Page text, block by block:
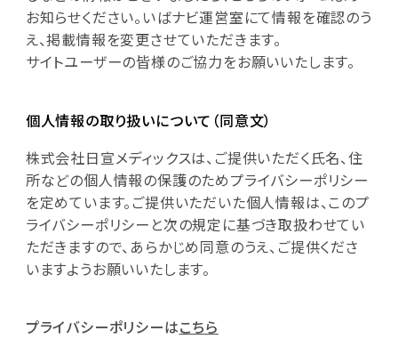
お知らせください。いばナビ運営室にて情報を確認のう
え、掲載情報を変更させていただきます。
サイトユーザーの皆様のご協力をお願いいたします。
個人情報の取り扱いについて（同意文）
株式会社日宣メディックスは、ご提供いただく氏名、住
所などの個人情報の保護のためプライバシーポリシー
を定めています。ご提供いただいた個人情報は、このプ
ライバシーポリシーと次の規定に基づき取扱わせてい
ただきますので、あらかじめ同意のうえ、ご提供くださ
いますようお願いいたします。
プライバシーポリシーはこちら